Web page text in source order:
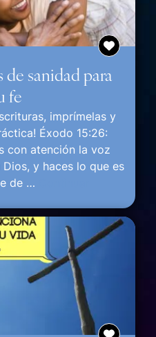
de sanidad para
fe
imprímelas y
Éxodo 15:26:
con atención la voz
y haces lo que es
de …